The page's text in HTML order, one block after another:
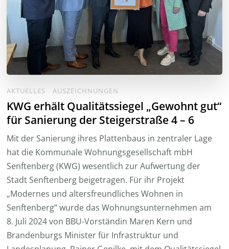
AKTUELLES AUSZEICHNUNGEN
KWG erhält Qualitätssiegel „Gewohnt gut“
für Sanierung der Steigerstraße 4 – 6
Mit der Sanierung ihres Plattenbaus in zentraler Lage
hat die Kommunale Wohnungsgesellschaft mbH
Senftenberg (KWG) wesentlich zur Aufwertung der
Stadt Senftenberg beigetragen. Für ihr Projekt
„Modernes und altersfreundliches Wohnen in
Senftenberg“ wurde das Wohnungsunternehmen am
8. Juli 2024 von BBU-Vorständin Maren Kern und
Brandenburgs Minister für Infrastruktur und